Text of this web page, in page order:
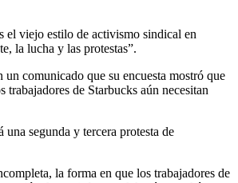
el viejo estilo de activismo sindical en
la lucha y las protestas”.
comunicado que su encuesta mostró que
trabajadores de Starbucks aún necesitan
una segunda y tercera protesta de
la forma en que los trabajadores de